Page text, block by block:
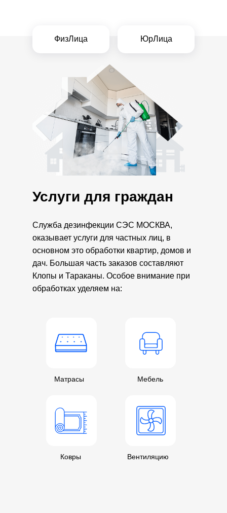
Услуги для граждан
Служба дезинфекции СЭС МОСКВА,
оказывает услуги для частных лиц, в
основном это обработки квартир, домов и
дач. Большая часть заказов составляют
Клопы и Тараканы. Особое внимание при
обработках уделяем на:
Матрасы Мебель
Ковры Вентиляцию
ФизЛица ЮрЛица